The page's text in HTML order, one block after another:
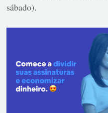
sábado).